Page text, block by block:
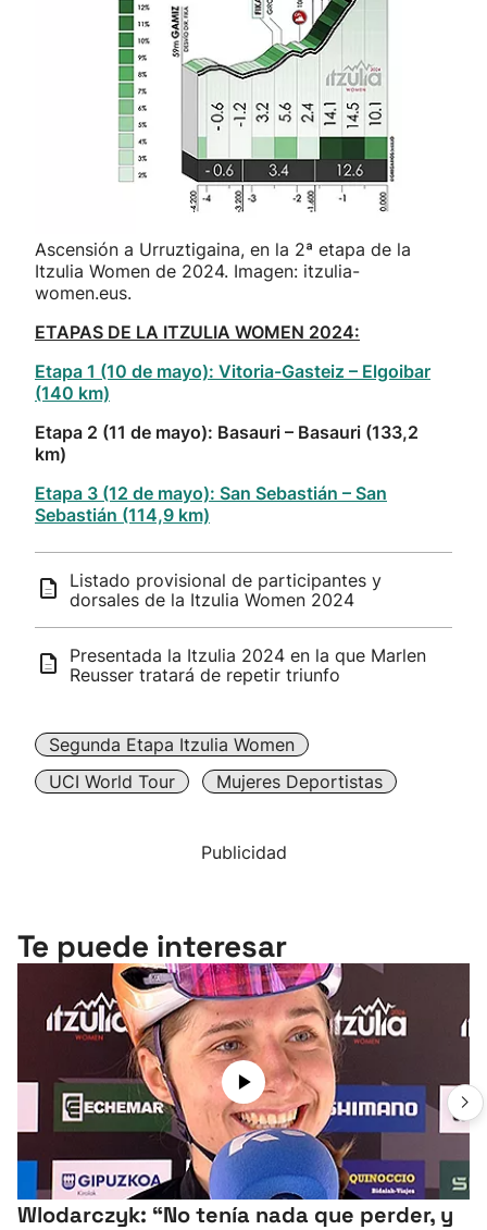
Ascensión a Urruztigaina, en la 2ª etapa de la
Itzulia Women de 2024. Imagen: itzulia-
women.eus.
ETAPAS DE LA ITZULIA WOMEN 2024:
Etapa 1 (10 de mayo): Vitoria-Gasteiz – Elgoibar
(140 km)
Etapa 2 (11 de mayo): Basauri – Basauri (133,2
km)
Etapa 3 (12 de mayo): San Sebastián – San
Sebastián (114,9 km)
Listado provisional de participantes y
dorsales de la Itzulia Women 2024
Presentada la Itzulia 2024 en la que Marlen
Reusser tratará de repetir triunfo
Segunda Etapa Itzulia Women
UCI World Tour
Mujeres Deportistas
Publicidad
Te puede interesar
Wlodarczyk: “No tenía nada que perder, y